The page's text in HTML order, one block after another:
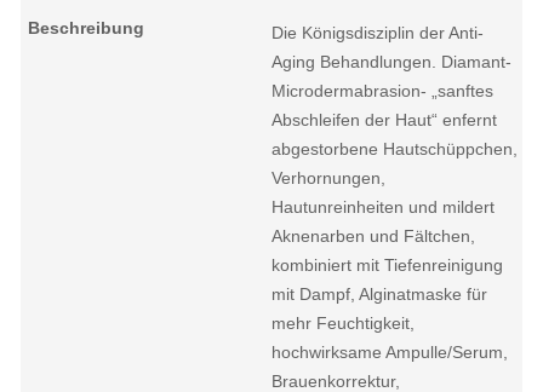
Die Königsdisziplin der Anti-
Aging Behandlungen. Diamant-
Microdermabrasion- „sanftes
Abschleifen der Haut“ enfernt
abgestorbene Hautschüppchen,
Verhornungen,
Hautunreinheiten und mildert
Aknenarben und Fältchen,
kombiniert mit Tiefenreinigung
mit Dampf, Alginatmaske für
mehr Feuchtigkeit,
hochwirksame Ampulle/Serum,
Brauenkorrektur,